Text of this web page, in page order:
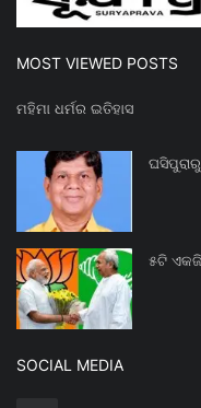
MOST VIEWED POSTS
ମହିମା ଧର୍ମର ଇତିହାସ
୫ଟି
SOCIAL MEDIA